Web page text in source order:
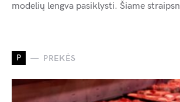
modelių lengva pasiklysti. Šiame
P PREKĖS